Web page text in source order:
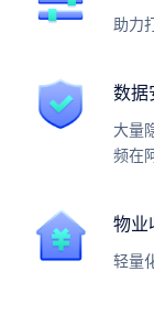
助力
数据
大量
频在
物业
轻量